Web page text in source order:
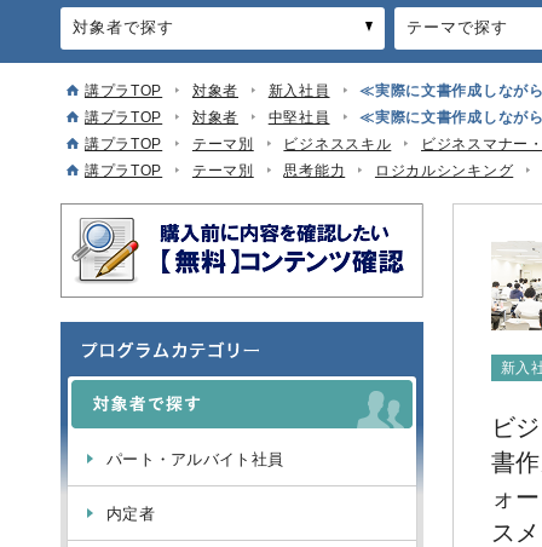
対象者で探す テーマで探す
講プラTOP 対象者 新入社員
≪実際に文書作成しな
講プラTOP
対象者 中堅社員
≪実際に文書作成しな
講プラTOP
テーマ別 ビジネススキル
ビジネスマナー
講プラTOP
テーマ別 思考能力 ロジカルシンキング
パート・アルバイト社員
内定者
新入
ビ
書
ォ
ス